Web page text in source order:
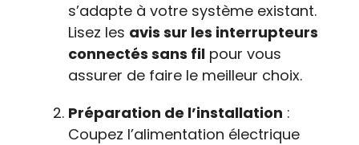
s’adapte à votre système existant.
Lisez les avis sur les interrupteurs
connectés sans fil pour vous
assurer de faire le meilleur choix.
Préparation de l’installation :
Coupez l’alimentation électrique